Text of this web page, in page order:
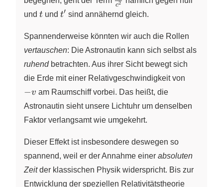
{c^{2}}
c2
und t
t und t^{\prime}
t′ sind annähernd gleich.
Spannenderweise könnten wir auch die Rollen
vertauschen: Die Astronautin kann sich selbst als
ruhendbetrachten. Aus ihrer Sicht bewegt sich
die Erde mit einer Relativgeschwindigkeit von
-v
−v am Raumschiff vorbei. Das heißt, die
Astronautin sieht unsere Lichtuhr um denselben
Faktor verlangsamt wie umgekehrt.
Dieser Effekt ist insbesondere deswegen so
spannend, weil er der Annahme einer absoluten
Zeitder klassischen Physik widerspricht. Bis zur
Entwicklung der speziellen Relativitätstheorie